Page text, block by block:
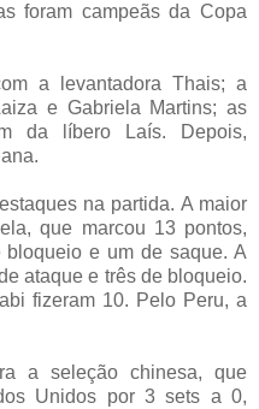
foram campeãs da Copa
a levantadora Thais; a
e Gabriela Martins; as
da líbero Laís. Depois,
na partida. A maior
que marcou 13 pontos,
e um de saque. A
ataque e três de bloqueio.
fizeram 10. Pelo Peru, a
a seleção chinesa, que
Unidos por 3 sets a 0,